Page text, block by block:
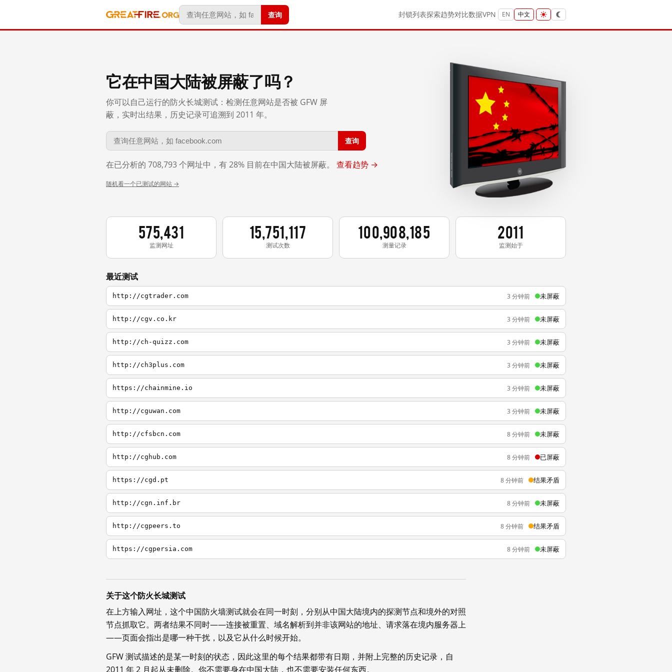
查询 封锁列表探索趋势对比数据VPN EN 中文
它在中国大陆被屏蔽了吗？
你可以自己运行的防火长城测试：检测任意网站是否被 GFW 屏
蔽，实时出结果，历史记录可追溯到 2011 年。
查询
在已分析的 708,793 个网址中，有 28% 目前在中国大陆被屏蔽。 查看趋势 →
随机看一个已测试的网站 →
575,431
监测网址
15,751,117
测试次数
100,908,185
测量记录
2011
监测始于
最近测试
http://cgtrader.com 3 分钟前 未屏蔽
http://cgv.co.kr 3 分钟前 未屏蔽
http://ch-quizz.com 3 分钟前 未屏蔽
http://ch3plus.com 3 分钟前 未屏蔽
https://chainmine.io 3 分钟前 未屏蔽
http://cguwan.com 3 分钟前 未屏蔽
http://cfsbcn.com 8 分钟前 未屏蔽
http://cghub.com 8 分钟前 已屏蔽
https://cgd.pt 8 分钟前 结果矛盾
http://cgn.inf.br 8 分钟前 未屏蔽
http://cgpeers.to 8 分钟前 结果矛盾
https://cgpersia.com 8 分钟前 未屏蔽
关于这个防火长城测试
在上方输入网址，这个中国防火墙测试就会在同一时刻，分别从中国大陆境内的探测节点和境外的对照
节点抓取它。两者结果不同时——连接被重置、域名解析到并非该网站的地址、请求落在境内服务器上
——页面会指出是哪一种干扰，以及它从什么时候开始。
GFW 测试描述的是某一时刻的状态，因此这里的每个结果都带有日期，并附上完整的历史记录，自
2011 年 2 月起从未删除。你不需要身在中国大陆，也不需要安装任何东西。